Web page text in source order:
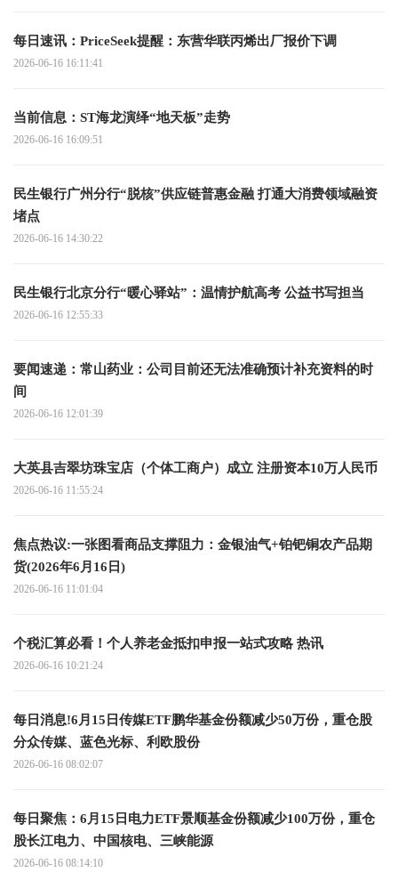
每日速讯：PriceSeek提醒：东营华联丙烯出厂报价下调
2026-06-16 16:11:41
当前信息：ST海龙演绎“地天板”走势
2026-06-16 16:09:51
民生银行广州分行“脱核”供应链普惠金融 打通大消费领域融资
堵点
2026-06-16 14:30:22
民生银行北京分行“暖心驿站”：温情护航高考 公益书写担当
2026-06-16 12:55:33
要闻速递：常山药业：公司目前还无法准确预计补充资料的时
间
2026-06-16 12:01:39
大英县吉翠坊珠宝店（个体工商户）成立 注册资本10万人民币
2026-06-16 11:55:24
焦点热议:一张图看商品支撑阻力：金银油气+铂钯铜农产品期
货(2026年6月16日)
2026-06-16 11:01:04
个税汇算必看！个人养老金抵扣申报一站式攻略 热讯
2026-06-16 10:21:24
每日消息!6月15日传媒ETF鹏华基金份额减少50万份，重仓股
分众传媒、蓝色光标、利欧股份
2026-06-16 08:02:07
每日聚焦：6月15日电力ETF景顺基金份额减少100万份，重仓
股长江电力、中国核电、三峡能源
2026-06-16 08:14:10